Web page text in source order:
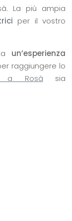
La più ampia
per il vostro
un’esperienza
raggiungere lo
a Rosà sia